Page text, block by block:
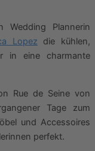
Wedding Plannerin
Lopez die kühlen,
in eine charmante
Rue de Seine von
Tage zum
und Accessoires
perfekt.